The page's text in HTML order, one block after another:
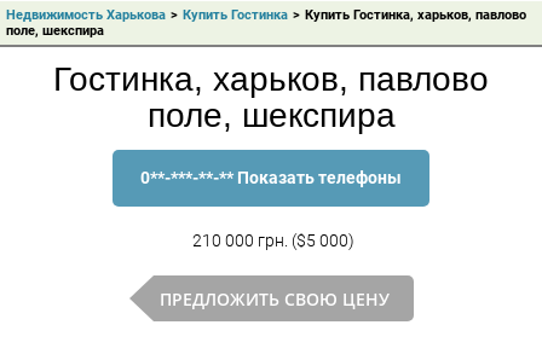
Недвижимость Харькова > Купить Гостинка > Купить Гостинка, харьков, павлово
поле, шекспира
Гостинка, харьков, павлово
поле, шекспира
0**-***-**-** Показать телефоны
210 000 грн. ($5 000)
ПРЕДЛОЖИТЬ СВОЮ ЦЕНУ